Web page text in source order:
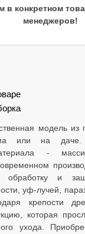
в конкретном
менеджеров!
модель из
или на даче.
-
обработку и
уф-лучей,
крепости
которая
ухода.